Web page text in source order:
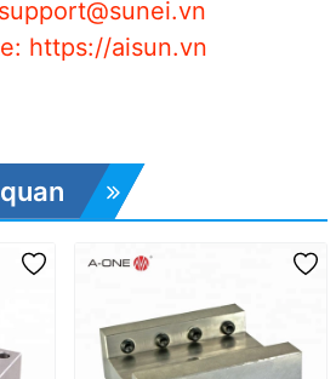
https://aisun.vn